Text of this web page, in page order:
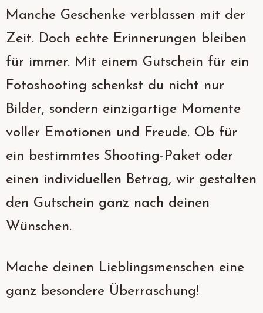
Manche Geschenke verblassen mit der
Zeit. Doch echte Erinnerungen bleiben
für immer. Mit einem Gutschein für ein
Fotoshooting schenkst du nicht nur
Bilder, sondern einzigartige Momente
voller Emotionen und Freude. Ob für
ein bestimmtes Shooting-Paket oder
einen individuellen Betrag, wir gestalten
den Gutschein ganz nach deinen
Wünschen.
Mache deinen Lieblingsmenschen eine
ganz besondere Überraschung!